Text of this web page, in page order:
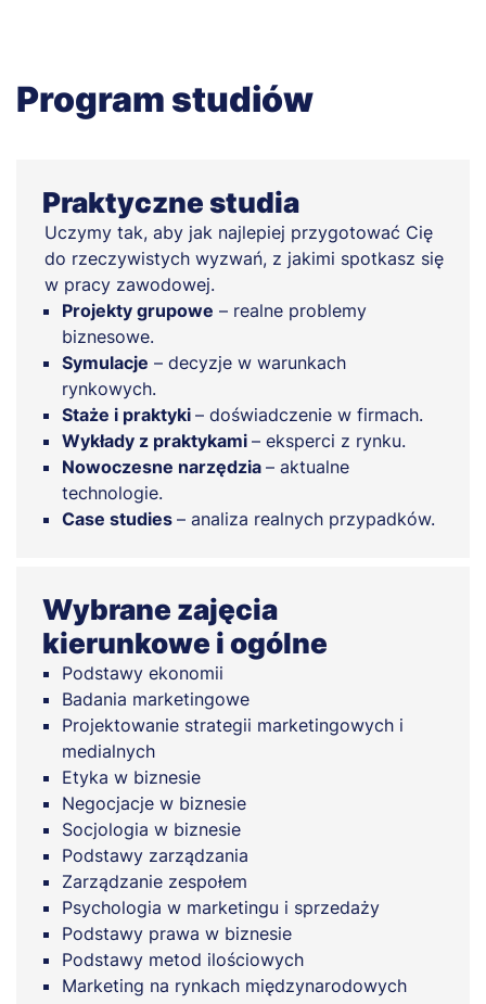
Program studiów
Praktyczne studia
Uczymy tak, aby jak najlepiej przygotować Cię
do rzeczywistych wyzwań, z jakimi spotkasz się
w pracy zawodowej.
Projekty grupowe – realne problemy
biznesowe.
Symulacje – decyzje w warunkach
rynkowych.
Staże i praktyki – doświadczenie w firmach.
Wykłady z praktykami – eksperci z rynku.
Nowoczesne narzędzia – aktualne
technologie.
Case studies – analiza realnych przypadków.
Wybrane zajęcia
kierunkowe i ogólne
Podstawy ekonomii
Badania marketingowe
Projektowanie strategii marketingowych i
medialnych
Etyka w biznesie
Negocjacje w biznesie
Socjologia w biznesie
Podstawy zarządzania
Zarządzanie zespołem
Psychologia w marketingu i sprzedaży
Podstawy prawa w biznesie
Podstawy metod ilościowych
Marketing na rynkach międzynarodowych